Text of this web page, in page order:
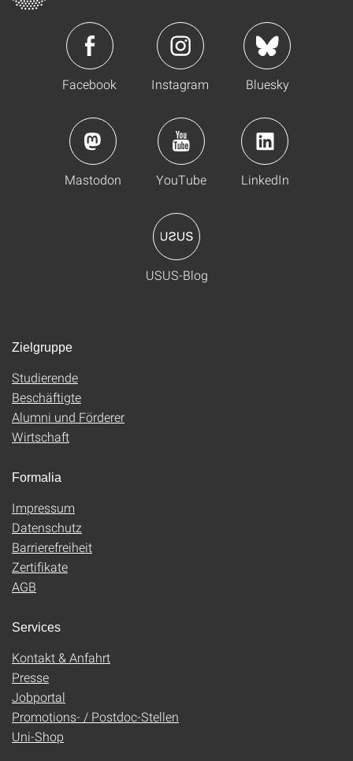
Facebook Instagram Bluesky
Mastodon YouTube LinkedIn
USUS-Blog
Zielgruppe
Studierende
Beschäftigte
Alumni und Förderer
Wirtschaft
Formalia
Impressum
Datenschutz
Barrierefreiheit
Zertifikate
AGB
Services
Kontakt & Anfahrt
Presse
Jobportal
Promotions- / Postdoc-Stellen
Uni-Shop